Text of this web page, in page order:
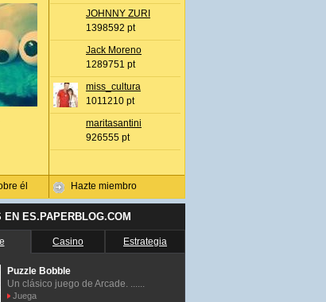
él
JOHNNY ZURI
1398592 pt
Jack Moreno
1289751 pt
miss_cultura
1011210 pt
maritasantini
926555 pt
Hazte miembro
EN ES.PAPERBLOG.COM
Casino Estrategia
Puzzle Bobble
Un clásico juego de Arcade. ......
Juega